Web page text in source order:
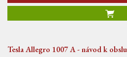
Tesla Allegro 1007 A - návod k